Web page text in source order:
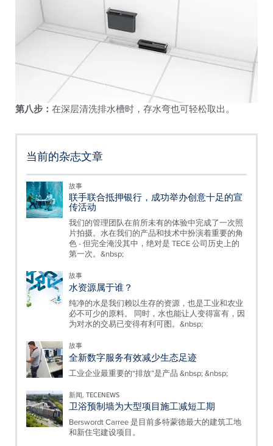
第八步： 在深层清洗排水槽时，存水弯也可轻松取出。
当前的杂志文章
故事
联手联合抵押银行，成功举办创意十足的宣
传活动
我们的管理团队在前所未有的体验中完成了一次照
片拍摄。水在我们的产品和技术中扮演着重要的角
色 - 但完全淹没其中，绝对是 TECE 公司历史上的
第一次。&nbsp;
故事
水资源属于谁？
纯净的水是我们赖以生存的资源，也是工业和农业
必不可少的原料。 同时，水也能让人变得富有，因
为对水的交易已变得有利可图。&nbsp;
故事
全新数字服务有效减少生态足迹
工业企业最重要的“排放”是产品 &nbsp; &nbsp;
新闻, TECENEWS
卫浴预制墙为大型项目施工减短工期
Berswordt Carree 是目前多特蒙德最大的建筑工地
和新住宅建设项目。